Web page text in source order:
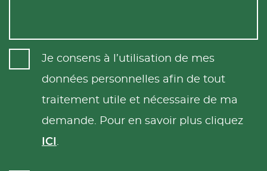
Je consens à l’utilisation de mes
données personnelles afin de tout
traitement utile et nécessaire de ma
demande. Pour en savoir plus cliquez
ICI .